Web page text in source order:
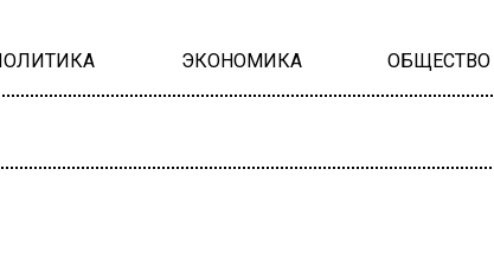
ЭКОНОМИКА ОБЩЕСТВО